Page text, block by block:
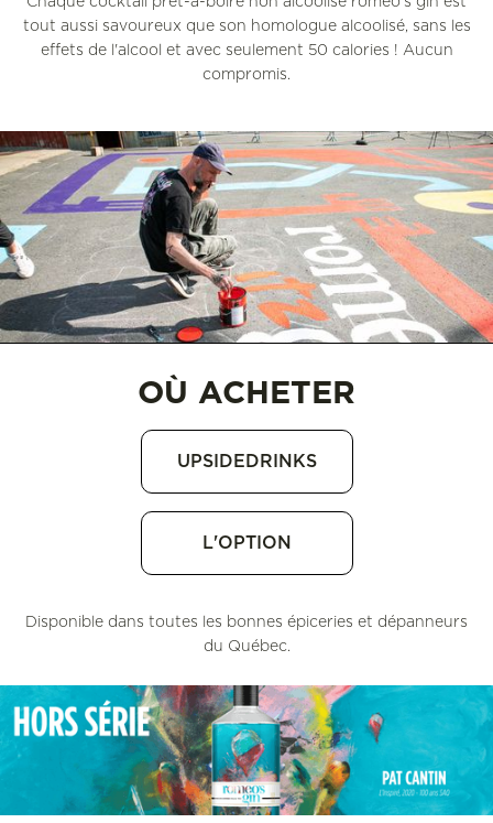
tout aussi savoureux que son homologue alcoolisé, sans les
effets de l'alcool et avec seulement 50 calories ! Aucun
compromis.
OÙ ACHETER
UPSIDEDRINKS
L'OPTION
Disponible dans toutes les bonnes épiceries et dépanneurs
du Québec.